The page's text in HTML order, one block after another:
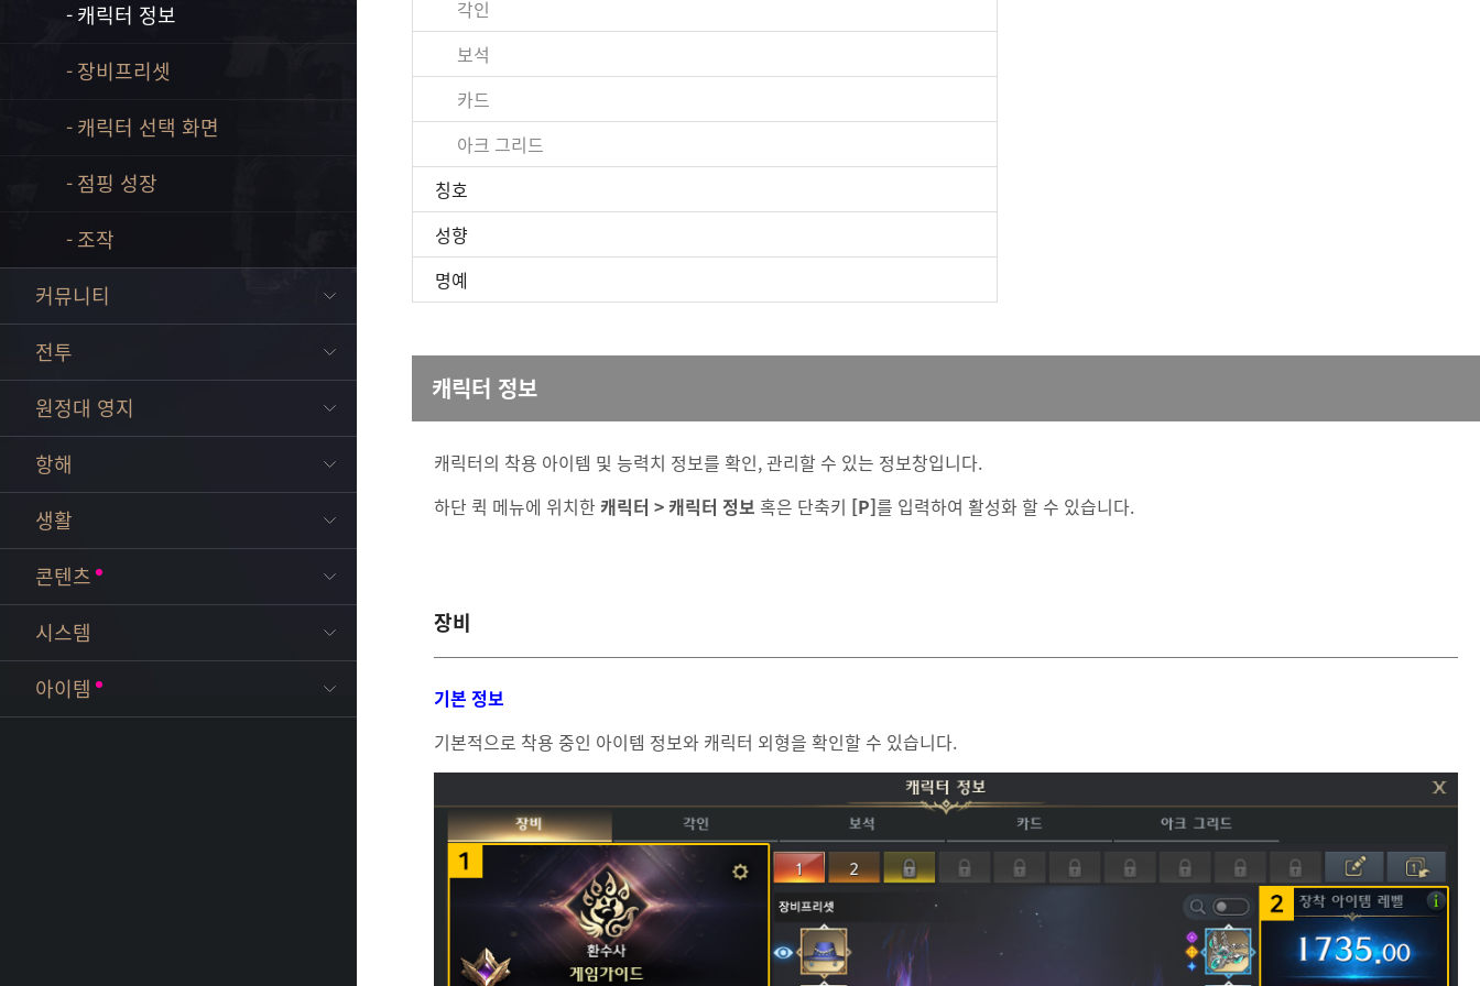
캐릭터 정보
장비프리셋
캐릭터 선택 화면
점핑 성장
조작
커뮤니티
전투
원정대 영지
항해
생활
콘텐츠
시스템
아이템
각인
보석
카드
아크 그리드
칭호
성향
명예
캐릭터 정보
캐릭터의 착용 아이템 및 능력치 정보를 확인, 관리할 수 있는 정보창입니다.
하단 퀵 메뉴에 위치한 캐릭터 > 캐릭터 정보 혹은 단축키 [P]를 입력하여 활성화 할 수 있습니다.
장비
기본 정보
기본적으로 착용 중인 아이템 정보와 캐릭터 외형을 확인할 수 있습니다.